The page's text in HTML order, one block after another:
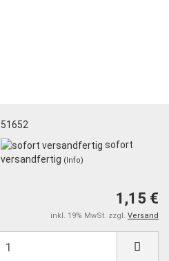
51652
sofort
versandfertig (Info)
1,15 €
inkl. 19% MwSt. zzgl. Versand